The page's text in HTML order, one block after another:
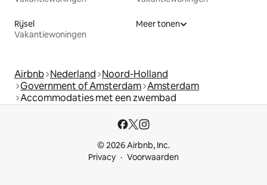
Rijsel
Vakantiewoningen
Meer tonen
Airbnb Nederland Noord-Holland
Government of Amsterdam Amsterdam
Accommodaties met een zwembad
© 2026 Airbnb, Inc.
Privacy
Voorwaarden